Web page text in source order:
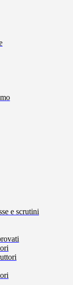
e scrutini